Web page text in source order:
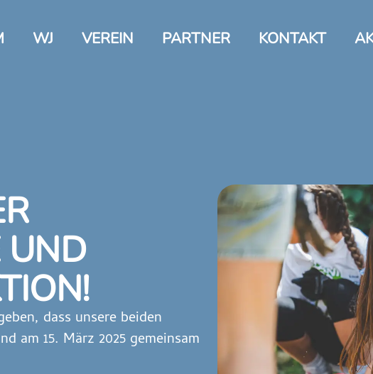
WJ VEREIN PARTNER KONTAKT
UND
dass unsere beiden
am 15. März 2025 gemeinsam